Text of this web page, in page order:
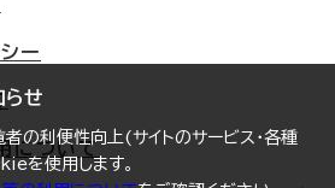
らせ
者の利便性向上(サイトのサービス・各種
を使用します。
ー
ついて